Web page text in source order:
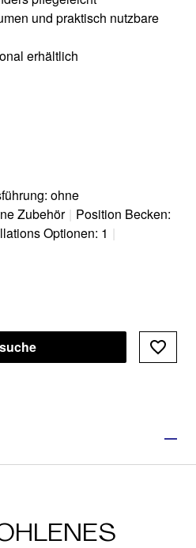
und praktisch nutzbare
erhältlich
ohne
Zubehör | Position Becken:
Optionen: 1 |